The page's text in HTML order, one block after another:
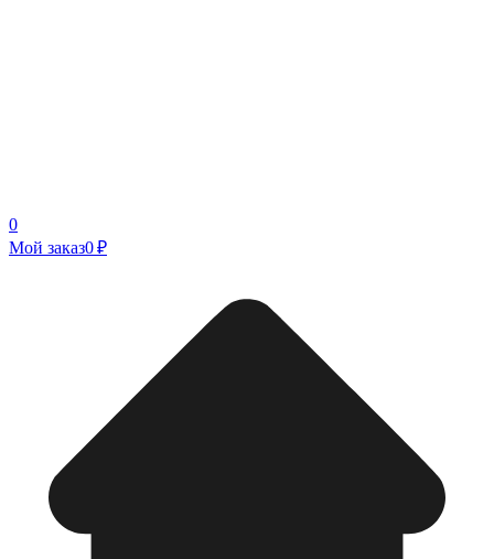
0
Мой заказ0 ₽